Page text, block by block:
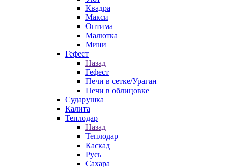
Квадра
Макси
Оптима
Малютка
Мини
Гефест
Назад
Гефест
Печи в сетке/Ураган
Печи в облицовке
Сударушка
Калита
Теплодар
Назад
Теплодар
Каскад
Русь
Сахара